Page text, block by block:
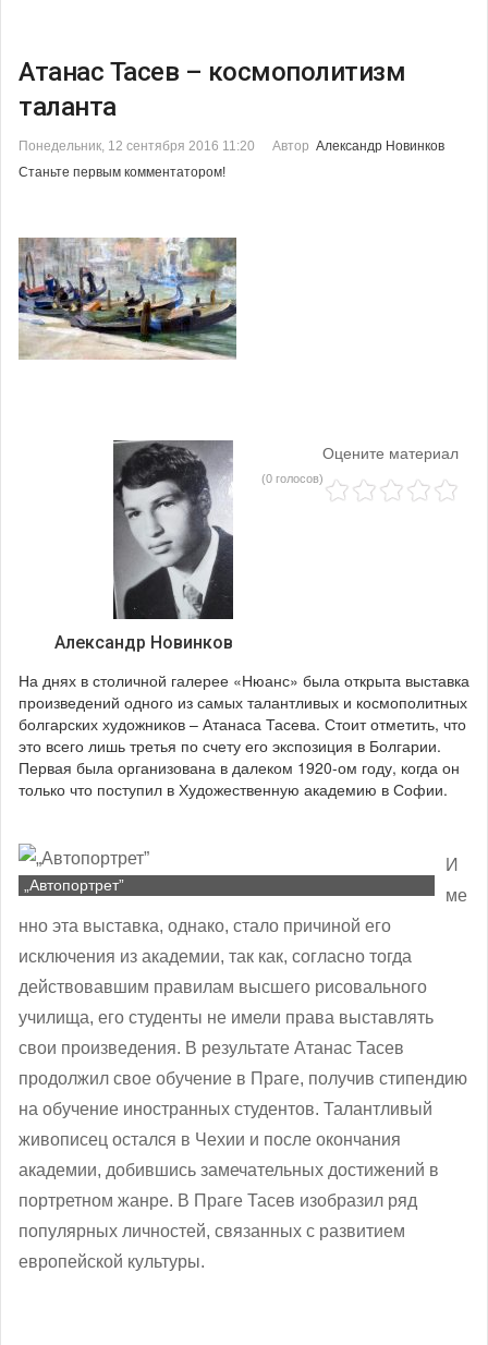
Атанас Тасев – космополитизм
таланта
Понедельник, 12 сентября 2016 11:20 Автор Александр Новинков
Станьте первым комментатором!
Александр Новинков
Оцените материал
(0 голосов)
На днях в столичной галерее «Нюанс» была открыта выставка
произведений одного из самых талантливых и космополитных
болгарских художников – Атанаса Тасева. Стоит отметить, что
это всего лишь третья по счету его экспозиция в Болгарии.
Первая была организована в далеком 1920-ом году, когда он
только что поступил в Художественную академию в Софии.
„Автопортрет”
И
ме
нно эта выставка, однако, стало причиной его
исключения из академии, так как, согласно тогда
действовавшим правилам высшего рисовального
училища, его студенты не имели права выставлять
свои произведения. В результате Атанас Тасев
продолжил свое обучение в Праге, получив стипендию
на обучение иностранных студентов. Талантливый
живописец остался в Чехии и после окончания
академии, добившись замечательных достижений в
портретном жанре. В Праге Тасев изобразил ряд
популярных личностей, связанных с развитием
европейской культуры.